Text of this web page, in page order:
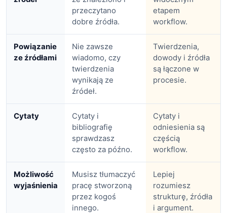
przeczytano
dobre źródła.
etapem
workflow.
Powiązanie
ze źródłami
Nie zawsze
wiadomo, czy
twierdzenia
wynikają ze
źródeł.
Twierdzenia,
dowody i źródła
są łączone w
procesie.
Cytaty
Cytaty i
bibliografię
sprawdzasz
często za późno.
Cytaty i
odniesienia są
częścią
workflow.
Możliwość
wyjaśnienia
Musisz tłumaczyć
pracę stworzoną
przez kogoś
innego.
Lepiej
rozumiesz
strukturę, źródła
i argument.